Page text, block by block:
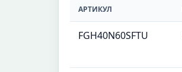
АРТИКУЛ
FGH40N60SFTU